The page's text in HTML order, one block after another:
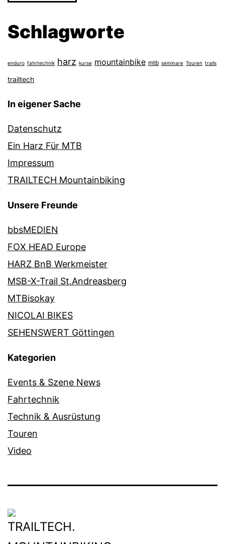
Schlagworte
enduro fahrtechnik harz kurse mountainbike mtb seminare Touren trails
trailtech
In eigener Sache
Datenschutz
Ein Harz Für MTB
Impressum
TRAILTECH Mountainbiking
Unsere Freunde
bbsMEDIEN
FOX HEAD Europe
HARZ BnB Werkmeister
MSB-X-Trail St.Andreasberg
MTBisokay
NICOLAI BIKES
SEHENSWERT Göttingen
Kategorien
Events & Szene News
Fahrtechnik
Technik & Ausrüstung
Touren
Video